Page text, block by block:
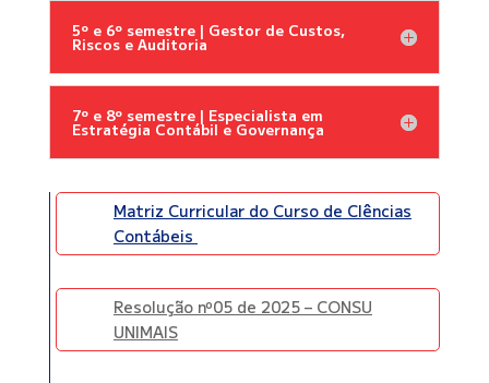
5º e 6º semestre | Gestor de Custos,
Riscos e Auditoria
7º e 8º semestre | Especialista em
Estratégia Contábil e Governança
Matriz Curricular do Curso de CIências
Contábeis
Resolução nº05 de 2025 – CONSU
UNIMAIS